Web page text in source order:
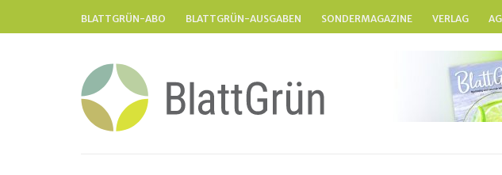
BLATTGRÜN-ABO BLATTGRÜN-AUSGABEN SONDERMAGAZINE VERLAG
Nachhaltig und naturnah